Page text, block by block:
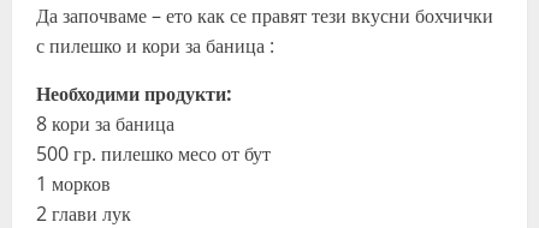
Да започваме – ето как се правят тези вкусни бохчички
с пилешко и кори за баница :
Необходими продукти:
8 кори за баница
500 гр. пилешко месо от бут
1 морков
2 глави лук